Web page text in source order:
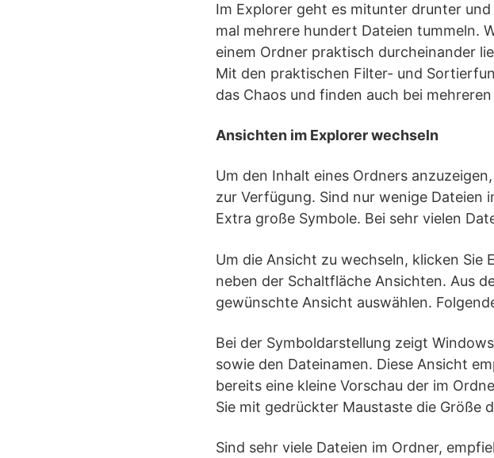
Im Explorer geht es mitunter drunter
mal mehrere hundert Dateien tummeln.
einem Ordner praktisch durcheinander
Mit den praktischen Filter- und
das Chaos und finden auch bei
Ansichten im Explorer wechseln
Um den Inhalt eines Ordners
zur Verfügung. Sind nur wenige Dateien
Extra große Symbole. Bei sehr vielen
Um die Ansicht zu wechseln, klicken
neben der Schaltfläche Ansichten. Aus
gewünschte Ansicht auswählen.
Bei der Symboldarstellung zeigt
sowie den Dateinamen. Diese Ansicht
bereits eine kleine Vorschau der im
Sie mit gedrückter Maustaste die Größe
Sind sehr viele Dateien im Ordner,